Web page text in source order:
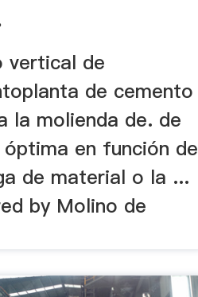
vertical de
de cemento
la molienda de. de
en función de
de material o la ...
by Molino de